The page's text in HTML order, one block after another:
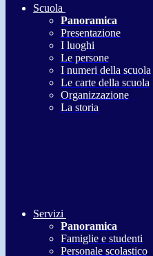
Scuola
Panoramica
Presentazione
I luoghi
Le persone
I numeri della scuola
Le carte della scuola
Organizzazione
La storia
Servizi
Panoramica
Famiglie e studenti
Personale scolastico